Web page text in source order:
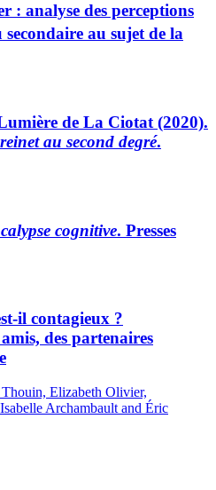
: analyse des perceptions
secondaire au sujet de la
de La Ciotat (2020).
au second degré.
cognitive. Presses
il contagieux ?
des partenaires
Elizabeth Olivier,
Archambault and Éric